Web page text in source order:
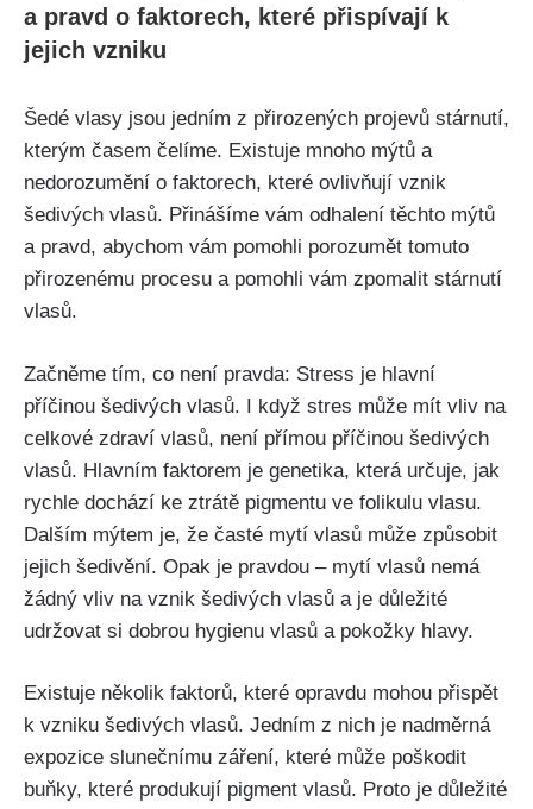
a pravd o faktorech, ⁤které přispívají k
jejich vzniku
Šedé vlasy jsou jedním z přirozených projevů stárnutí,
kterým časem čelíme. Existuje mnoho mýtů a
nedorozumění‌ o ⁣faktorech, ​které ovlivňují ​vznik
šedivých ​vlasů. ⁣Přinášíme vám odhalení těchto mýtů
a pravd, abychom vám pomohli porozumět tomuto
přirozenému procesu a‍ pomohli vám zpomalit ​stárnutí
vlasů.
Začněme tím, co není pravda: Stress je hlavní
příčinou‍ šedivých vlasů.​ I když stres může mít vliv na
celkové zdraví ‍vlasů, není přímou příčinou šedivých
vlasů. Hlavním faktorem ⁢je genetika,‌ která určuje, ‍jak
rychle dochází ke ztrátě pigmentu ve folikulu vlasu.
Dalším mýtem je,⁣ že časté‌ mytí vlasů může způsobit
jejich šedivění. Opak je pravdou – mytí vlasů nemá
žádný vliv na vznik šedivých ​vlasů‍ a‍ je důležité
udržovat si dobrou hygienu vlasů a pokožky hlavy.
Existuje několik faktorů, které opravdu mohou přispět
k vzniku šedivých‌ vlasů. Jedním z nich je nadměrná
expozice slunečnímu záření, které může poškodit
buňky, které produkují pigment vlasů. ‍Proto je důležité